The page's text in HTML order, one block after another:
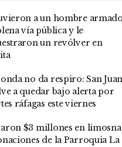
a un hombre armado
vía pública y le
un revólver en
no da respiro: San Juan
a quedar bajo alerta por
ráfagas este viernes
$3 millones en
de la Parroquia La